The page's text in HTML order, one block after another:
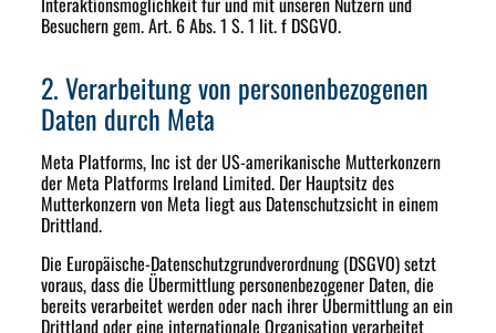
Besuchern gem. Art. 6 Abs. 1 S. 1 lit. f DSGVO.
2. Verarbeitung von personenbezogenen
Daten durch Meta
Meta Platforms, Inc ist der US-amerikanische Mutterkonzern
der Meta Platforms Ireland Limited. Der Hauptsitz des
Mutterkonzern von Meta liegt aus Datenschutzsicht in einem
Drittland.
Die Europäische-Datenschutzgrundverordnung (DSGVO) setzt
voraus, dass die Übermittlung personenbezogener Daten, die
bereits verarbeitet werden oder nach ihrer Übermittlung an ein
Drittland oder eine internationale Organisation verarbeitet